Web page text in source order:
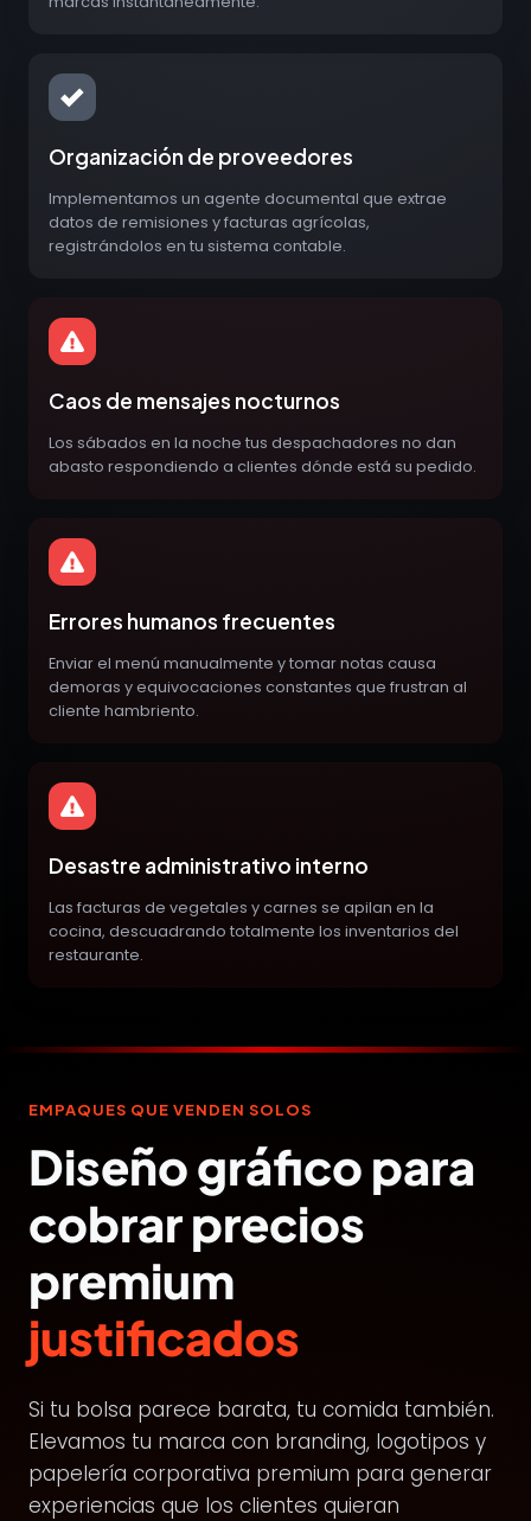
Organización de proveedores
Implementamos un agente documental que extrae
datos de remisiones y facturas agrícolas,
registrándolos en tu sistema contable.
Caos de mensajes nocturnos
Los sábados en la noche tus despachadores no dan
abasto respondiendo a clientes dónde está su pedido.
Errores humanos frecuentes
Enviar el menú manualmente y tomar notas causa
demoras y equivocaciones constantes que frustran al
cliente hambriento.
Desastre administrativo interno
Las facturas de vegetales y carnes se apilan en la
cocina, descuadrando totalmente los inventarios del
restaurante.
EMPAQUES QUE VENDEN SOLOS
Diseño gráfico para
cobrar precios
premium
justificados
Si tu bolsa parece barata, tu comida también.
Elevamos tu marca con branding, logotipos y
papelería corporativa premium para generar
experiencias que los clientes quieran